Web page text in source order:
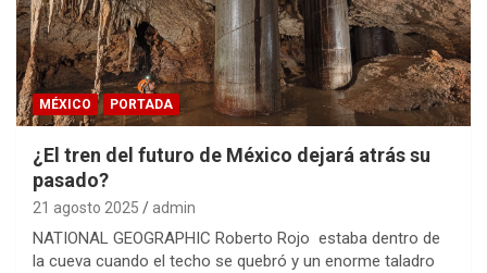
MÉXICO PORTADA
¿El tren del futuro de México dejará atrás su
pasado?
21 agosto 2025 admin
NATIONAL GEOGRAPHIC Roberto Rojo estaba dentro de
la cueva cuando el techo se quebró y un enorme taladro